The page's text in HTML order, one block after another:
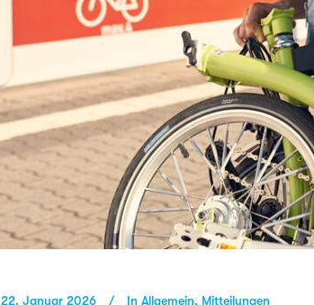
22. Januar 2026 In Allgemein, Mitteilungen